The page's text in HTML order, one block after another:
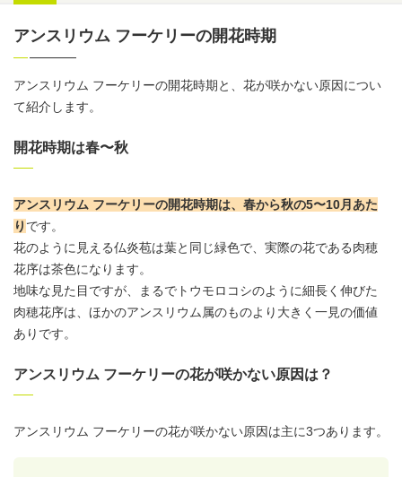
アンスリウム フーケリーの開花時期
アンスリウム フーケリーの開花時期と、花が咲かない原因につい
て紹介します。
開花時期は春〜秋
アンスリウム フーケリーの開花時期は、春から秋の5〜10月あた
り です。
花のように見える仏炎苞は葉と同じ緑色で、実際の花である肉穂
花序は茶色になります。
地味な見た目ですが、まるでトウモロコシのように細長く伸びた
肉穂花序は、ほかのアンスリウム 属のものより大きく一見の価値
ありです。
アンスリウム フーケリーの花が咲かない原因は？
アンスリウム フーケリーの花が咲かない原因は主に3つあります。